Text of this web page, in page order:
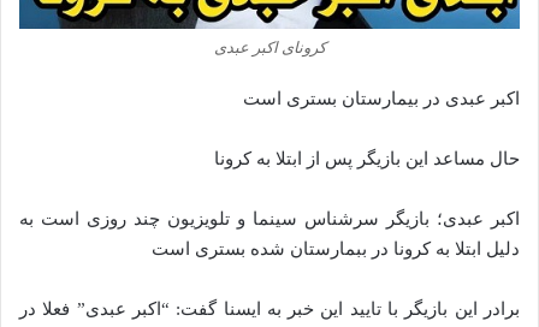
کرونای اکبر عبدی
اکبر عبدی در بیمارستان بستری است
حال مساعد این بازیگر پس از ابتلا به کرونا
اکبر عبدی؛ بازیگر سرشناس سینما و تلویزیون چند روزی است به
دلیل ابتلا به کرونا در ببمارستان شده بستری است
برادر این بازیگر با تایید این خبر به ایسنا گفت: “اکبر عبدی” فعلا در